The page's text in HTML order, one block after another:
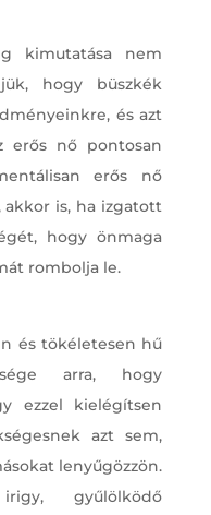
kimutatása nem
hogy büszkék
és azt
erős nő pontosan
erős nő
is, ha izgatott
hogy önmaga
rombolja le.
és tökéletesen hű
arra, hogy
ezzel kielégítsen
azt sem,
lenyűgözzön.
gyűlölködő